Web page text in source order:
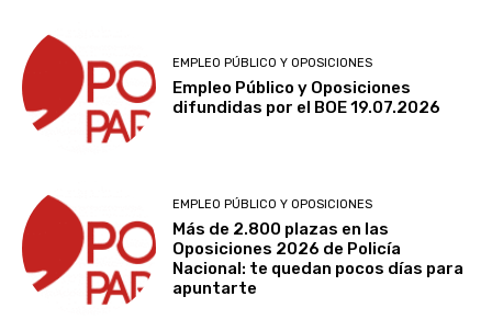
EMPLEO PÚBLICO Y OPOSICIONES
Empleo Público y Oposiciones
difundidas por el BOE 19.07.2026
EMPLEO PÚBLICO Y OPOSICIONES
Más de 2.800 plazas en las
Oposiciones 2026 de Policía
Nacional: te quedan pocos días para
apuntarte